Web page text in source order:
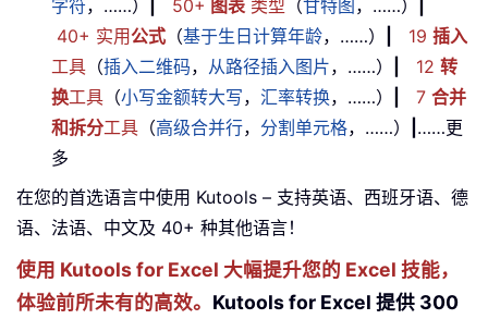
字符，……） 50+ 图表类型 （甘特图 ，……）
40+ 实用公式 （基于生日计算年龄，……） 19 插入
工具 （插入二维码， 从路径插入图片，……） 12 转
换工具 （小写金额转大写， 汇率转换，……） 7 合并
和拆分工具 （高级合并行， 分割单元格，……）
……更
多
在您的首选语言中使用 Kutools – 支持英语、西班牙语、德
语、法语、中文及 40+ 种其他语言！
使用 Kutools for Excel 大幅提升您的 Excel 技能，
体验前所未有的高效。 Kutools for Excel 提供 300